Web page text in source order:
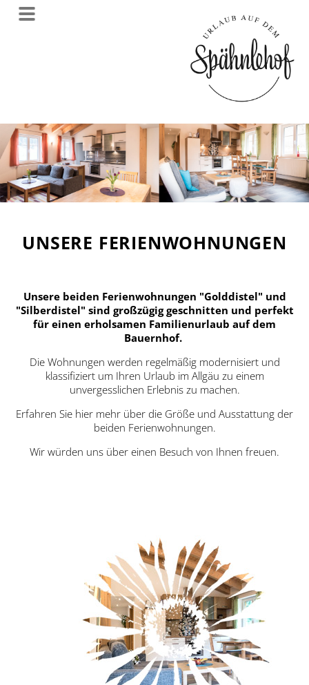
UNSERE FERIENWOHNUNGEN
Unsere beiden Ferienwohnungen "Golddistel" und
"Silberdistel" sind großzügig geschnitten und perfekt
für einen erholsamen Familienurlaub auf dem
Bauernhof.
Die Wohnungen werden regelmäßig modernisiert und
klassifiziert um Ihren Urlaub im Allgäu zu einem
unvergesslichen Erlebnis zu machen.
Erfahren Sie hier mehr über die Größe und Ausstattung der
beiden Ferienwohnungen.
Wir würden uns über einen Besuch von Ihnen freuen.